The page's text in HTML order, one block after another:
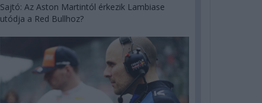
Sajtó: Az Aston Martintól érkezik Lambiase
utódja a Red Bullhoz?